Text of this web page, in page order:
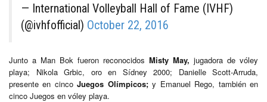
— International Volleyball Hall of Fame (IVHF)
(@ivhfofficial) October 22, 2016
Junto a Man Bok fueron reconocidos Misty May, jugadora de vóley
playa; Nikola Grbic, oro en Sídney 2000; Danielle Scott-Arruda,
presente en cincoJuegos Olímpicos;y Emanuel Rego, también en
cinco Juegos en vóley playa.